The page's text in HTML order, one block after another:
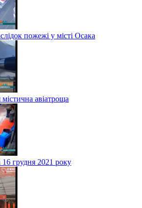
пожежі у місті Осака
містична авіатроща
16 грудня 2021 року